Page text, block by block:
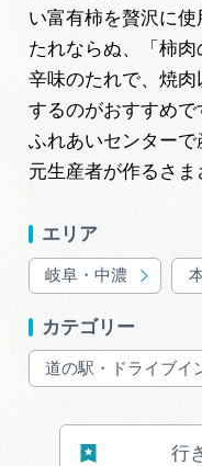
い富有柿を贅沢に
たれならぬ、「柿
辛味のたれで、焼
するのがおすすめで
ふれあいセンター
元生産者が作るさま
エリア
岐阜・中濃
カテゴリー
道の駅・ドライブイ
行